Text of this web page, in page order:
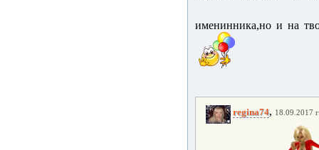
именинника,но и на
regina74, 18.09.2017